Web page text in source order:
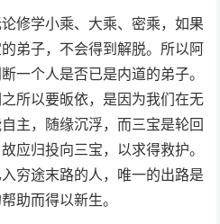
修学小乘、大乘、密乘，如果
弟子，不会得到解脱。所以阿
一个人是否已是内道的弟子。
所以要皈依，是因为我们在无
主，随缘沉浮，而三宝是轮回
应归投向三宝，以求得救护。
穷途末路的人，唯一的出路是
助而得以新生。